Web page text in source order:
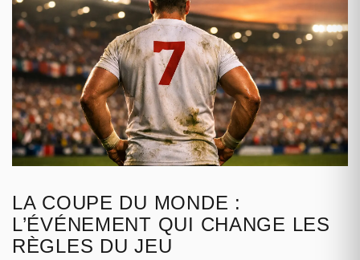
LA COUPE DU MONDE :
L’ÉVÉNEMENT QUI CHANGE LES
RÈGLES DU JEU